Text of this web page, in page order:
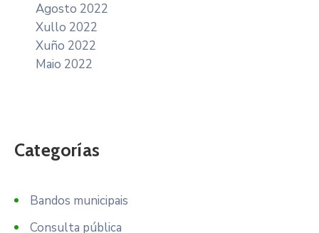
Agosto 2022
Xullo 2022
Xuño 2022
Maio 2022
Categorías
Bandos municipais
Consulta pública